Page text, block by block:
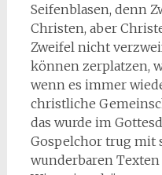
Seifenblasen, denn
Christen, aber
Zweifel nicht
können zerplatzen,
wenn es immer
christliche
das wurde im
Gospelchor trug mit
wunderbaren